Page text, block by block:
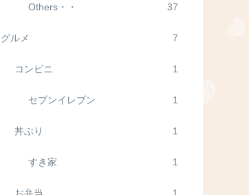
Others・・ 37
グルメ 7
コンビニ 1
セブンイレブン 1
丼ぶり 1
すき家 1
お弁当 1